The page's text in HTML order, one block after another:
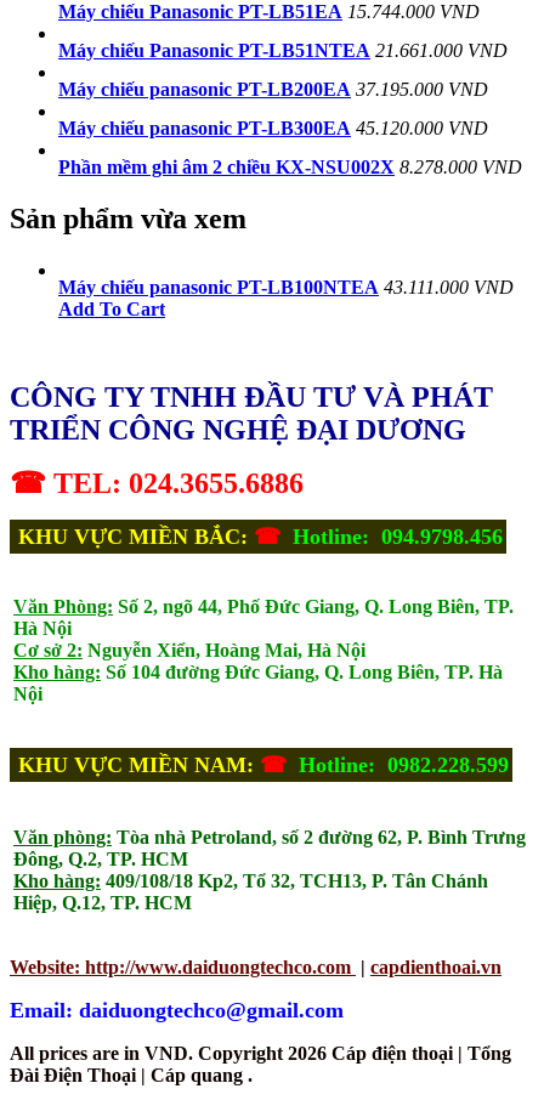
Máy chiếu Panasonic PT-LB51EA 15.744.000 VND
Máy chiếu Panasonic PT-LB51NTEA 21.661.000 VND
Máy chiếu panasonic PT-LB200EA 37.195.000 VND
Máy chiếu panasonic PT-LB300EA 45.120.000 VND
Phần mềm ghi âm 2 chiều KX-NSU002X 8.278.000 VND
Sản phẩm vừa xem
Máy chiếu panasonic PT-LB100NTEA 43.111.000 VND
Add To Cart
CÔNG TY TNHH ĐẦU TƯ VÀ PHÁT
TRIỂN CÔNG NGHỆ ĐẠI DƯƠNG
☎ TEL: 024.3655.6886
KHU VỰC MIỀN BẮC: ☎ Hotline: 094.9798.456
Văn Phòng: Số 2, ngõ 44, Phố Đức Giang, Q. Long Biên, TP.
Hà Nội
Cơ sở 2: Nguyễn Xiển, Hoàng Mai, Hà Nội
Kho hàng: Số 104 đường Đức Giang, Q. Long Biên, TP. Hà
Nội
KHU VỰC MIỀN NAM: ☎ Hotline: 0982.228.599
Văn phòng: Tòa nhà Petroland, số 2 đường 62, P. Bình Trưng
Đông, Q.2, TP. HCM
Kho hàng: 409/108/18 Kp2, Tổ 32, TCH13, P. Tân Chánh
Hiệp, Q.12, TP. HCM
Website: http://www.daiduongtechco.com | capdienthoai.vn
Email: daiduongtechco@gmail.com
All prices are in VND. Copyright 2026 Cáp điện thoại | Tổng
Đài Điện Thoại | Cáp quang .